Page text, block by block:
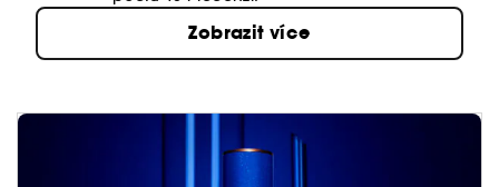
Zobrazit více